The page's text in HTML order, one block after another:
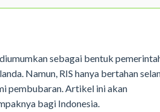
sebagai bentuk
Namun, RIS hanya bertahan
pembubaran. Artikel ini akan
bagi Indonesia.